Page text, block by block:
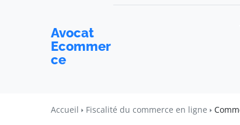
Avocat
Ecommer
ce
Accueil Fiscalité du commerce en ligne